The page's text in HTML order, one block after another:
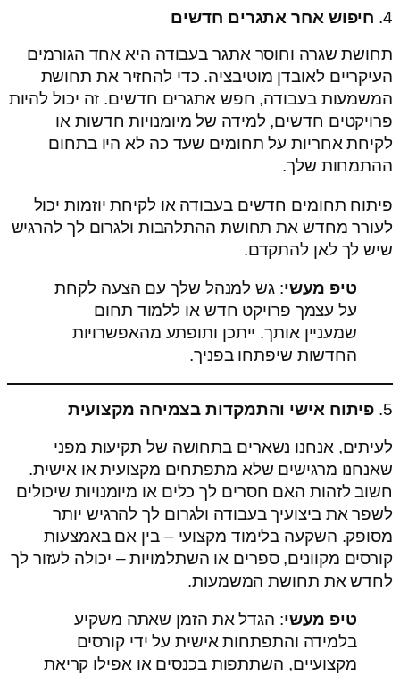
4. חיפוש אחר אתגרים חדשים
תחושת שגרה וחוסר אתגר בעבודה היא אחד הגורמים
העיקריים לאובדן מוטיבציה. כדי להחזיר את תחושת
המשמעות בעבודה, חפש אתגרים חדשים. זה יכול להיות
פרויקטים חדשים, למידה של מיומנויות חדשות או
לקיחת אחריות על תחומים שעד כה לא היו בתחום
ההתמחות שלך.
פיתוח תחומים חדשים בעבודה או לקיחת יוזמות יכול
לעורר מחדש את תחושת ההתלהבות ולגרום לך להרגיש
שיש לך לאן להתקדם.
טיפ מעשי: גש למנהל שלך עם הצעה לקחת
על עצמך פרויקט חדש או ללמוד תחום
שמעניין אותך. ייתכן ותופתע מהאפשרויות
החדשות שיפתחו בפניך.
5. פיתוח אישי והתמקדות בצמיחה מקצועית
לעיתים, אנחנו נשארים בתחושה של תקיעות מפני
שאנחנו מרגישים שלא מתפתחים מקצועית או אישית.
חשוב לזהות האם חסרים לך כלים או מיומנויות שיכולים
לשפר את ביצועיך בעבודה ולגרום לך להרגיש יותר
מסופק. השקעה בלימוד מקצועי – בין אם באמצעות
קורסים מקוונים, ספרים או השתלמויות – יכולה לעזור לך
לחדש את תחושת המשמעות.
טיפ מעשי: הגדל את הזמן שאתה משקיע
בלמידה והתפתחות אישית על ידי קורסים
מקצועיים, השתתפות בכנסים או אפילו קריאת